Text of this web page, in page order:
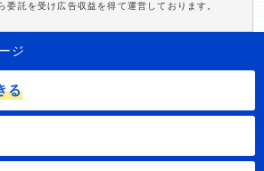
委託を受け広告収益を得て運営しております。
ジ